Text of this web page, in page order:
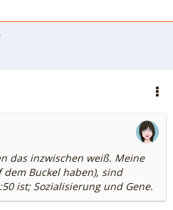
das inzwischen weiß. Meine
dem Buckel haben), sind
ist; Sozialisierung und Gene.